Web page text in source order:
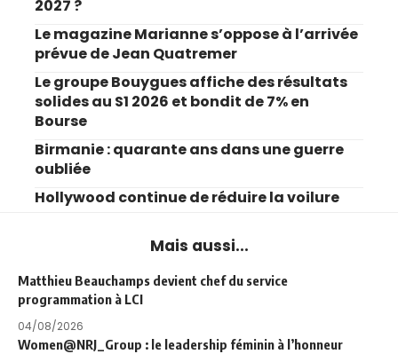
2027 ?
Le magazine Marianne s’oppose à l’arrivée
prévue de Jean Quatremer
Le groupe Bouygues affiche des résultats
solides au S1 2026 et bondit de 7% en
Bourse
Birmanie : quarante ans dans une guerre
oubliée
Hollywood continue de réduire la voilure
Mais aussi...
Matthieu Beauchamps devient chef du service
programmation à LCI
04/08/2026
Women@NRJ_Group : le leadership féminin à l’honneur